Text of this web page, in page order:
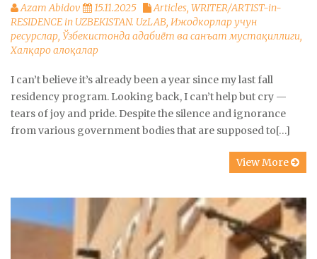
Azam Abidov 15.11.2025 Articles, WRITER/ARTIST-in-
RESIDENCE in UZBEKISTAN. UzLAB, Ижодкорлар учун
ресурслар, Ўзбекистонда адабиёт ва санъат мустақиллиги,
Халқаро алоқалар
I can’t believe it’s already been a year since my last fall
residency program. Looking back, I can’t help but cry —
tears of joy and pride. Despite the silence and ignorance
from various government bodies that are supposed to[…]
View More